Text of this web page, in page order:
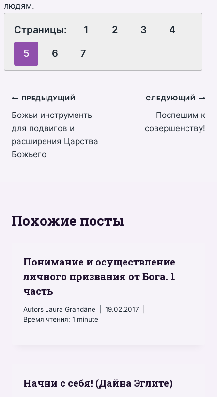
людям.
Страницы: 1 2 3 4
5 6 7
Навигация
по
записям
ПРЕДЫДУЩИЙ
Божьи инструменты
для подвигов и
расширения Царства
Божьего
СЛЕДУЮЩИЙ
Поспешим к
совершенству!
Похожие посты
Понимание и осуществление
личного призвания от Бога. 1
часть
Autors Laura Grandāne
19.02.2017
Время чтения: 1 minute
Начни с себя! (Дайна Эглите)